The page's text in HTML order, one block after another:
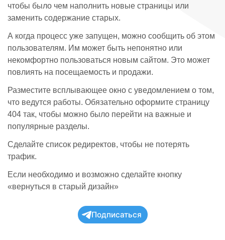
чтобы было чем наполнить новые страницы или
заменить содержание старых.
А когда процесс уже запущен, можно сообщить об этом
пользователям. Им может быть непонятно или
некомфортно пользоваться новым сайтом. Это может
повлиять на посещаемость и продажи.
Разместите всплывающее окно с уведомлением о том,
что ведутся работы. Обязательно оформите страницу
404 так, чтобы можно было перейти на важные и
популярные разделы.
Сделайте список редиректов, чтобы не потерять
трафик.
Если необходимо и возможно сделайте кнопку
«вернуться в старый дизайн»
Подписаться